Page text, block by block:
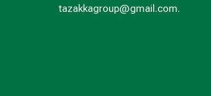
tazakkagroup@gmail.com.